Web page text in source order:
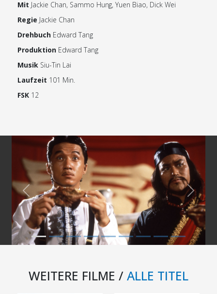
Mit Jackie Chan, Sammo Hung, Yuen Biao, Dick Wei
Regie Jackie Chan
Drehbuch Edward Tang
Produktion Edward Tang
Musik Siu-Tin Lai
Laufzeit 101 Min.
FSK 12
Previous Next
WEITERE FILME / ALLE TITEL